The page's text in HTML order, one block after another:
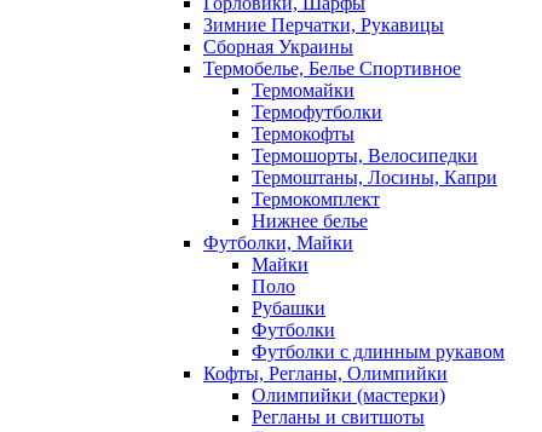
Зимние Перчатки, Рукавицы
Сборная Украины
Термобелье, Белье Спортивное
Термомайки
Термофутболки
Термокофты
Термошорты, Велосипедки
Термоштаны, Лосины, Капри
Термокомплект
Нижнее белье
Футболки, Майки
Майки
Поло
Рубашки
Футболки
Футболки с длинным рукавом
Кофты, Регланы, Олимпийки
Олимпийки (мастерки)
Регланы и свитшоты